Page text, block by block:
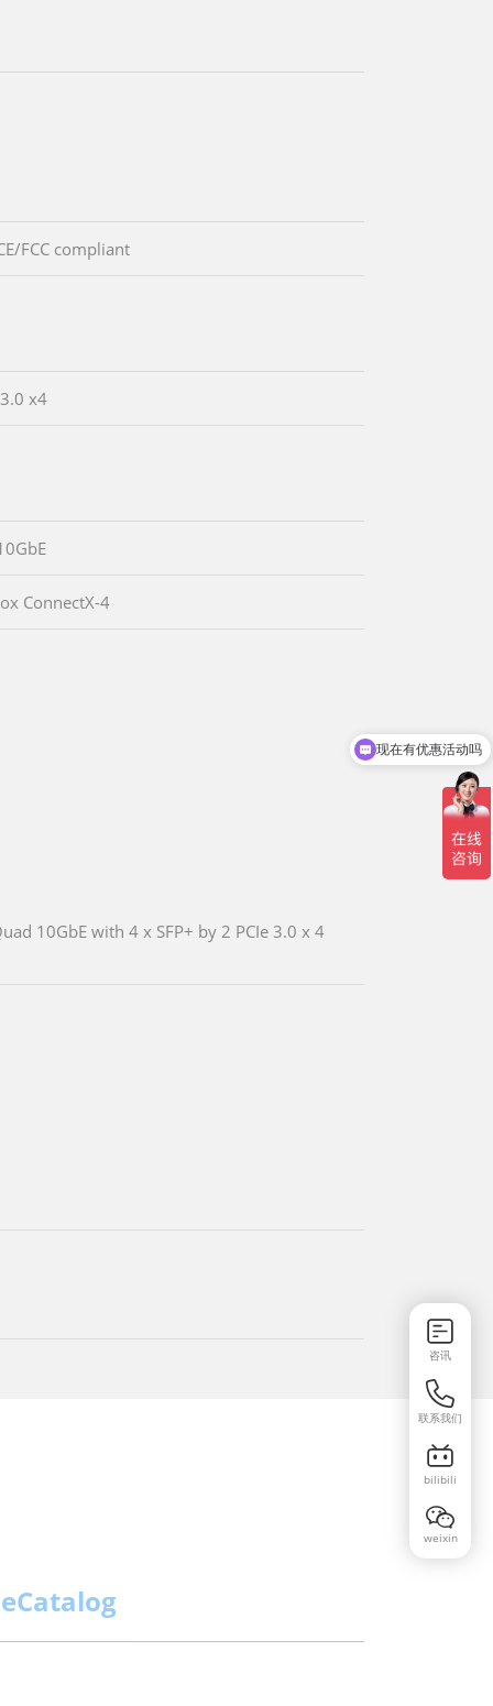
FCC compliant
x4
ConnectX-4
10GbE with 4 x SFP+ by 2 PCIe 3.0 x 4
eCatalog
咨讯
联系我们
bilibili
weixin
现在有优惠活动吗